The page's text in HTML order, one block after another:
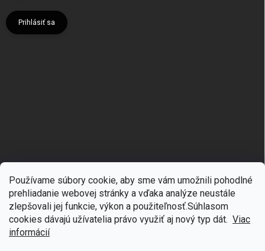
Používame súbory cookie, aby sme vám umožnili pohodlné
prehliadanie webovej stránky a vďaka analýze neustále
zlepšovali jej funkcie, výkon a použiteľnosť.Súhlasom
cookies dávajú užívatelia právo využiť aj nový typ dát. Viac
informácií
Prihlásiť sa
Copyright 2026 mgmoda.sk . Všetky práva vyhradené.Upraviť nastavenie
🎁Získajte 7 % zľavu na prvý nákup
Prihláste sa k odberu noviniek